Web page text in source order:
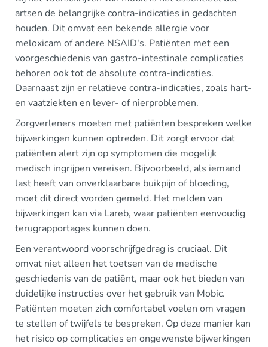
artsen de belangrijke contra-indicaties in gedachten
houden. Dit omvat een bekende allergie voor
meloxicam of andere NSAID's. Patiënten met een
voorgeschiedenis van gastro-intestinale complicaties
behoren ook tot de absolute contra-indicaties.
Daarnaast zijn er relatieve contra-indicaties, zoals hart-
en vaatziekten en lever- of nierproblemen.
Zorgverleners moeten met patiënten bespreken welke
bijwerkingen kunnen optreden. Dit zorgt ervoor dat
patiënten alert zijn op symptomen die mogelijk
medisch ingrijpen vereisen. Bijvoorbeeld, als iemand
last heeft van onverklaarbare buikpijn of bloeding,
moet dit direct worden gemeld. Het melden van
bijwerkingen kan via Lareb, waar patiënten eenvoudig
terugrapportages kunnen doen.
Een verantwoord voorschrijfgedrag is cruciaal. Dit
omvat niet alleen het toetsen van de medische
geschiedenis van de patiënt, maar ook het bieden van
duidelijke instructies over het gebruik van Mobic.
Patiënten moeten zich comfortabel voelen om vragen
te stellen of twijfels te bespreken. Op deze manier kan
het risico op complicaties en ongewenste bijwerkingen